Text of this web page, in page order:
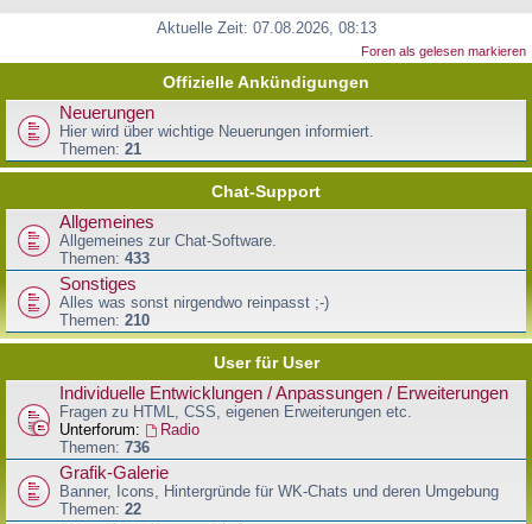
c
Aktuelle Zeit: 07.08.2026, 08:13
Foren als gelesen markieren
Offizielle Ankündigungen
Neuerungen
Hier wird über wichtige Neuerungen informiert.
Themen: 21
Chat-Support
Allgemeines
Allgemeines zur Chat-Software.
Themen: 433
Sonstiges
Alles was sonst nirgendwo reinpasst ;-)
Themen: 210
User für User
Individuelle Entwicklungen / Anpassungen / Erweiterungen
Fragen zu HTML, CSS, eigenen Erweiterungen etc.
Unterforum:
Radio
Themen: 736
Grafik-Galerie
Banner, Icons, Hintergründe für WK-Chats und deren Umgebung
Themen: 22